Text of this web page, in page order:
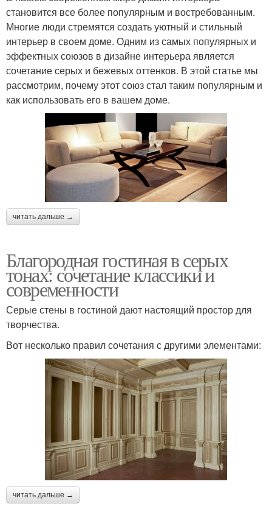
становится все более популярным и востребованным.
Многие люди стремятся создать уютный и стильный
интерьер в своем доме. Одним из самых популярных и
эффектных союзов в дизайне интерьера является
сочетание серых и бежевых оттенков. В этой статье мы
рассмотрим, почему этот союз стал таким популярным и
как использовать его в вашем доме.
читать дальше →
Благородная гостиная в серых
тонах: сочетание классики и
современности
Серые стены в гостиной дают настоящий простор для
творчества.
Вот несколько правил сочетания с другими элементами:
читать дальше →